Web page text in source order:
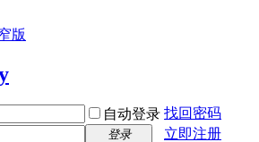
版
自动登录 找回密码
登录
立即注册